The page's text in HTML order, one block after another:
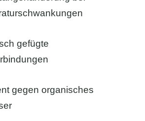
gefügte
gegen organisches